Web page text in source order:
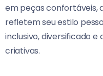
em peças confortáveis,
refletem seu estilo
inclusivo, diversificado e
criativas.